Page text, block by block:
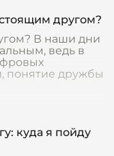
другом?
В наши дни
ведь в
понятие дружбы
куда я пойду